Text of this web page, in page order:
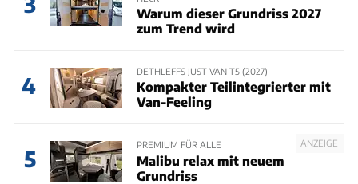
Warum dieser Grundriss 2027
zum Trend wird
4
DETHLEFFS JUST VAN T5 (2027)
Kompakter Teilintegrierter mit
Van-Feeling
5
ANZEIGE
PREMIUM FÜR ALLE
Malibu relax mit neuem
Grundriss